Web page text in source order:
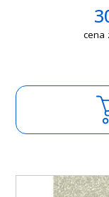
cena